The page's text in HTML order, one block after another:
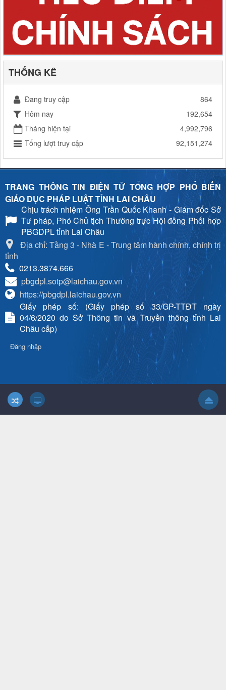
THỐNG KÊ
Đang truy cập
864
Hôm nay
192,654
Tháng hiện tại
4,992,796
Tổng lượt truy cập
92,151,274
TRANG THÔNG TIN ĐIỆN TỬ TỔNG HỢP PHỔ BIẾN
GIÁO DỤC PHÁP LUẬT TỈNH LAI CHÂU
Chịu trách nhiệmÔng Trần Quốc Khanh - Giám đốc Sở
Tư pháp, Phó Chủ tịch Thường trực Hội đồng Phối hợp
PBGDPL tỉnh Lai Châu
Địa chỉ: Tầng 3 - Nhà E - Trung tâm hành chính, chính trị
tỉnh
0213.3874.666
pbgdpl.sotp@laichau.gov.vn
https://pbgdpl.laichau.gov.vn
Giấy phép số: (Giấy phép số 33/GP-TTĐT ngày
04/6/2020 do Sở Thông tin và Truyền thông tỉnh Lai
Châu cấp)
Đăng nhập